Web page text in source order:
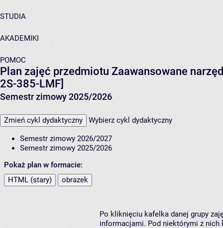
STUDIA
AKADEMIKI
POMOC
Plan zajęć przedmiotu Zaawansowane
2S-385-LMF]
Semestr zimowy 2025/2026
Zmień cykl dydaktyczny Wybierz cykl dydaktyczny
Semestr zimowy 2026/2027
Semestr zimowy 2025/2026
Pokaż plan w formacie:
HTML (stary)
obrazek
Po kliknięciu kafelka danej grupy
informacjami. Pod niektórymi z nich